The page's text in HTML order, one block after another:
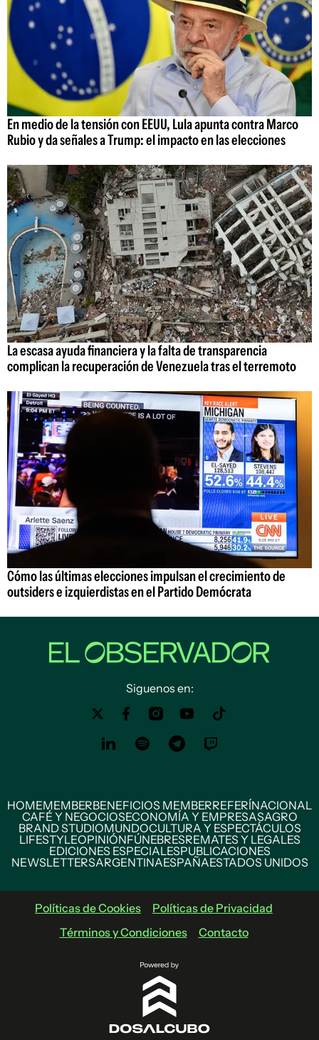
En medio de la tensión con EEUU, Lula apunta contra Marco
Rubio y da señales a Trump: el impacto en las elecciones
La escasa ayuda financiera y la falta de transparencia
complican la recuperación de Venezuela tras el terremoto
Cómo las últimas elecciones impulsan el crecimiento de
outsiders e izquierdistas en el Partido Demócrata
Siguenos en:
HOMEMEMBERBENEFICIOS MEMBERREFERÍNACIONAL
CAFÉ Y NEGOCIOSECONOMÍA Y EMPRESASAGRO
BRAND STUDIOMUNDOCULTURA Y ESPECTÁCULOS
LIFESTYLEOPINIÓNFÚNEBRESREMATES Y LEGALES
EDICIONES ESPECIALESPUBLICACIONES
NEWSLETTERSARGENTINAESPAÑAESTADOS UNIDOS
Políticas de Cookies
Políticas de Privacidad
Términos y Condiciones
Contacto